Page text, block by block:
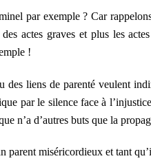
par exemple ? Car
actes graves et plus les
!
liens de parenté veulent
par le silence face à
n’a d’autres buts que la
parent miséricordieux et tant